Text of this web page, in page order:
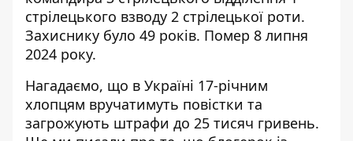
стрілецького взводу 2 стрілецької роти.
Захиснику було 49 років. Помер 8 липня
2024 року.
Нагадаємо, що в Україні 17-річним
хлопцям вручатимуть повістки та
загрожують штрафи до 25 тисяч гривень.